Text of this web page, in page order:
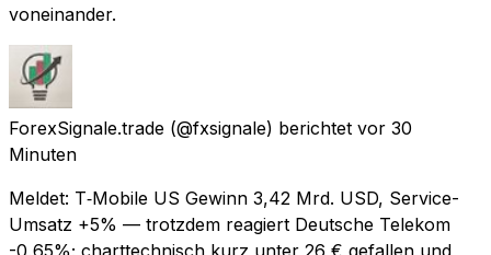
voneinander.
ForexSignale.trade (@fxsignale) berichtet vor 30
Minuten
Meldet: T‑Mobile US Gewinn 3,42 Mrd. USD, Service-
Umsatz +5% — trotzdem reagiert Deutsche Telekom
-0,65%; charttechnisch kurz unter 26 € gefallen und